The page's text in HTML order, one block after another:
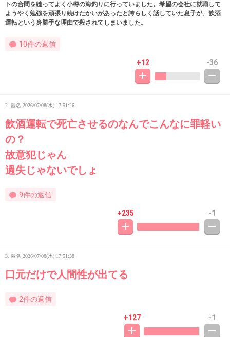
トの合間を縫ってよく小樽の海釣りに行っていました。希望の会社に就職して
ようやく勉強を頑張り続けたかいがあったと誇らしく話していた息子が、飲酒
運転という身勝手な理由で殺されてしまいました。
10件の返信
+12 -36
2. 匿名 2026/07/08(水) 17:51:26
飲酒運転で死亡させるのなんでこんなに罪軽い
の？
故意犯じゃん
過失じゃないでしょ
9件の返信
+235 -1
3. 匿名 2026/07/08(水) 17:51:38
口元だけで人間性が出てる
2件の返信
+127 -1